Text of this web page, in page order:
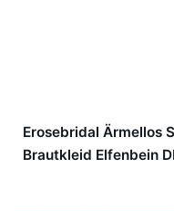
Erosebridal Ärmellos
Brautkleid Elfenbein